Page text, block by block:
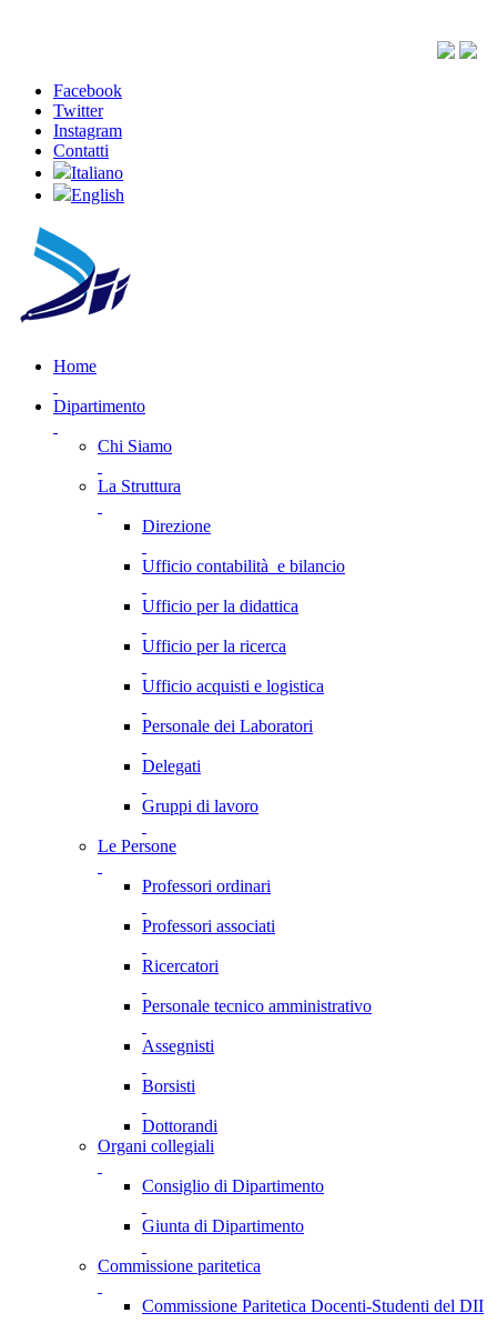
Facebook
Twitter
Instagram
Contatti
Italiano
English
Home
Dipartimento
Chi Siamo
La Struttura
Direzione
Ufficio contabilità e bilancio
Ufficio per la didattica
Ufficio per la ricerca
Ufficio acquisti e logistica
Personale dei Laboratori
Delegati
Gruppi di lavoro
Le Persone
Professori ordinari
Professori associati
Ricercatori
Personale tecnico amministrativo
Assegnisti
Borsisti
Dottorandi
Organi collegiali
Consiglio di Dipartimento
Giunta di Dipartimento
Commissione paritetica
Commissione Paritetica Docenti-Studenti del DII